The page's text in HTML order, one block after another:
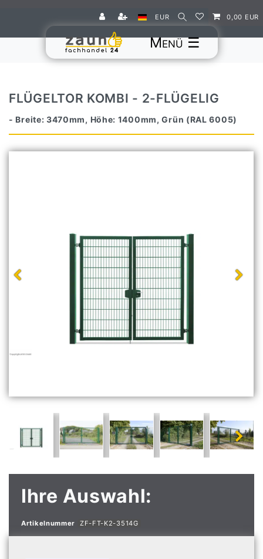
EUR 0,00 EUR
☰
FLÜGELTOR KOMBI - 2-FLÜGELIG
- Breite: 3470mm, Höhe: 1400mm, Grün (RAL 6005)
Ihre Auswahl:
Artikelnummer ZF-FT-K2-3514G